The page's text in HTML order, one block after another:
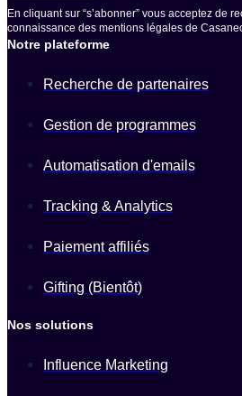
En cliquant sur “s’abonner” vous acceptez de
connaissance des mentions légales de
Notre plateforme
Recherche de partenaires
Gestion de programmes
Automatisation d'emails
Tracking & Analytics
Paiement affiliés
Gifting (Bientôt)
Nos solutions
Influence Marketing